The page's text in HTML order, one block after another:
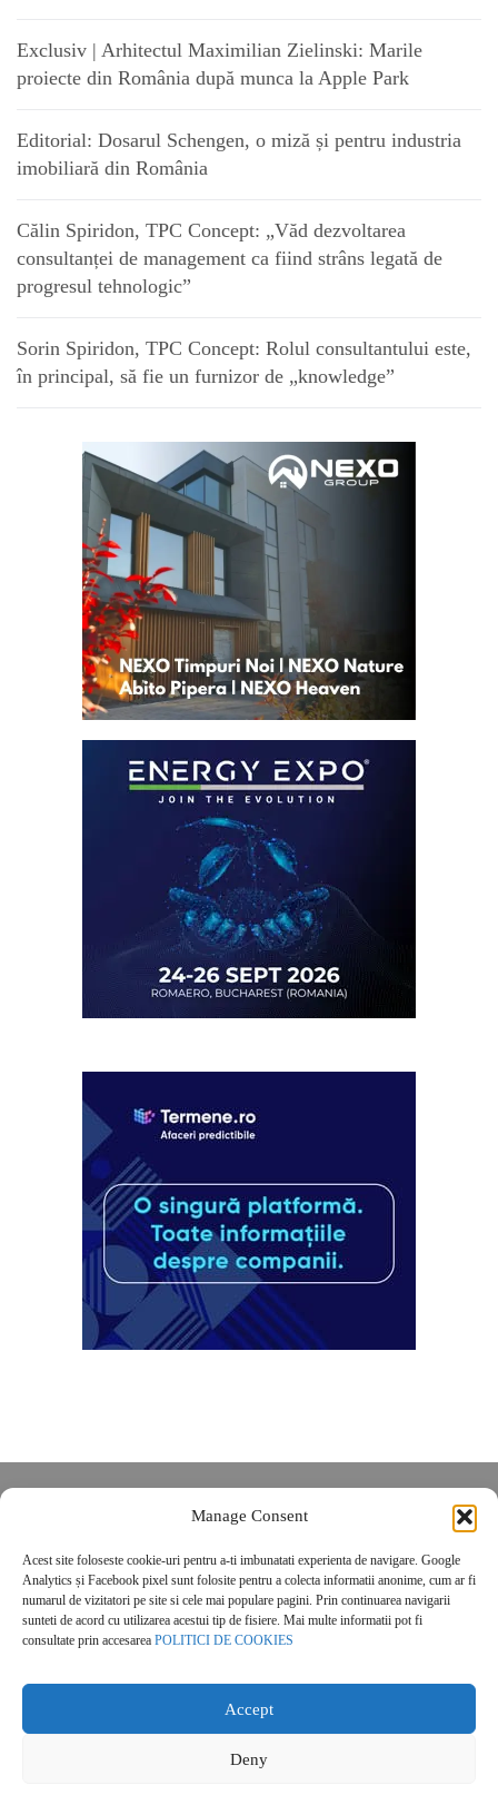
Manage Consent
Acest site foloseste cookie-uri pentru a-ti imbunatati experienta de navigare. Google
Analytics și Facebook pixel sunt folosite pentru a colecta informatii anonime, cum ar fi
numarul de vizitatori pe site si cele mai populare pagini. Prin continuarea navigarii
sunteti de acord cu utilizarea acestui tip de fisiere. Mai multe informatii pot fi
consultate prin accesarea POLITICI DE COOKIES
Accept
Deny
Exclusiv | Arhitectul Maximilian Zielinski: Marile
proiecte din România după munca la Apple Park
Editorial: Dosarul Schengen, o miză și pentru industria
imobiliară din România
Călin Spiridon, TPC Concept: „Văd dezvoltarea
consultanței de management ca fiind strâns legată de
progresul tehnologic”
Sorin Spiridon, TPC Concept: Rolul consultantului este,
în principal, să fie un furnizor de „knowledge”
POLITICĂ DE CONFIDENȚIALITATE
Politica de cookies
© 2026 Real Estate Magazine. All Rights Reserved.